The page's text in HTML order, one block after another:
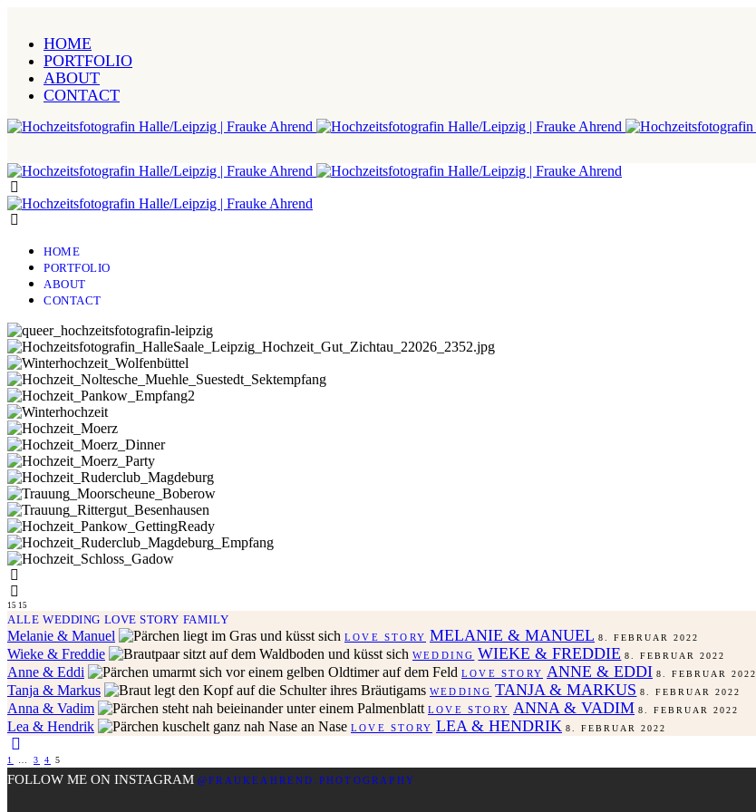
HOME
PORTFOLIO
ABOUT
CONTACT
HOME
PORTFOLIO
ABOUT
CONTACT
15 15
ALLE WEDDING LOVE STORY FAMILY
Melanie & Manuel LOVE STORY MELANIE & MANUEL 8. FEBRUAR 2022
Wieke & Freddie WEDDING WIEKE & FREDDIE 8. FEBRUAR 2022
Anne & Eddi LOVE STORY ANNE & EDDI 8. FEBRUAR 2022
Tanja & Markus WEDDING TANJA & MARKUS 8. FEBRUAR 2022
Anna & Vadim LOVE STORY ANNA & VADIM 8. FEBRUAR 2022
Lea & Hendrik LOVE STORY LEA & HENDRIK 8. FEBRUAR 2022
1 3 4 5
FOLLOW ME ON INSTAGRAM @FRAUKEAHREND.PHOTOGRAPHY